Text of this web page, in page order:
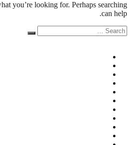
you’re looking for. Perhaps searching
can help.
Search
for:
Search